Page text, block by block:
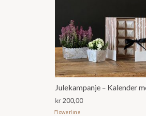
kr 200,00
Flowerline